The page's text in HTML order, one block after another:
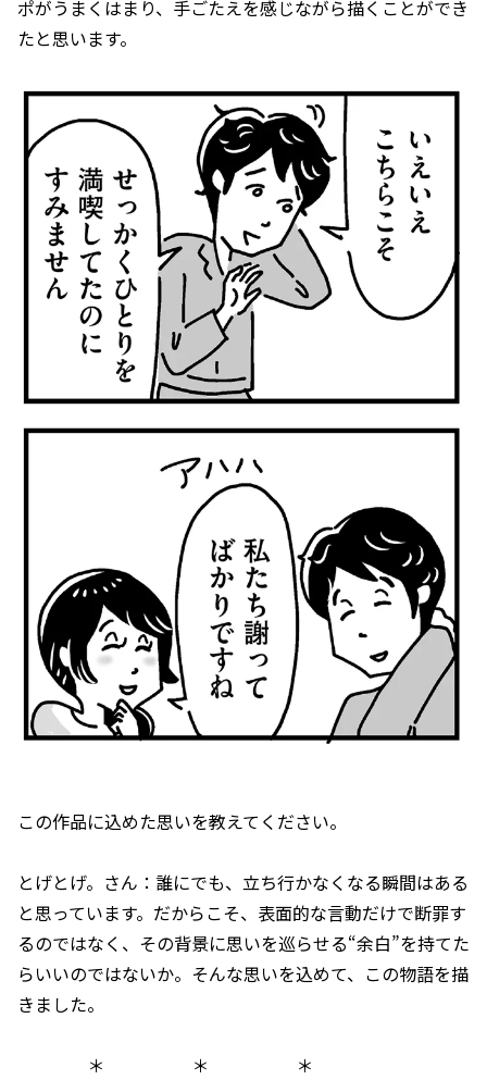
ポがうまくはまり、手ごたえを感じながら描くことができ
たと思います。
――この作品に込めた思いを教えてください。
とげとげ。さん：誰にでも、立ち行かなくなる瞬間はある
と思っています。だからこそ、表面的な言動だけで断罪す
るのではなく、その背景に思いを巡らせる“余白”を持てた
らいいのではないか。そんな思いを込めて、この物語を描
きました。
＊ ＊ ＊